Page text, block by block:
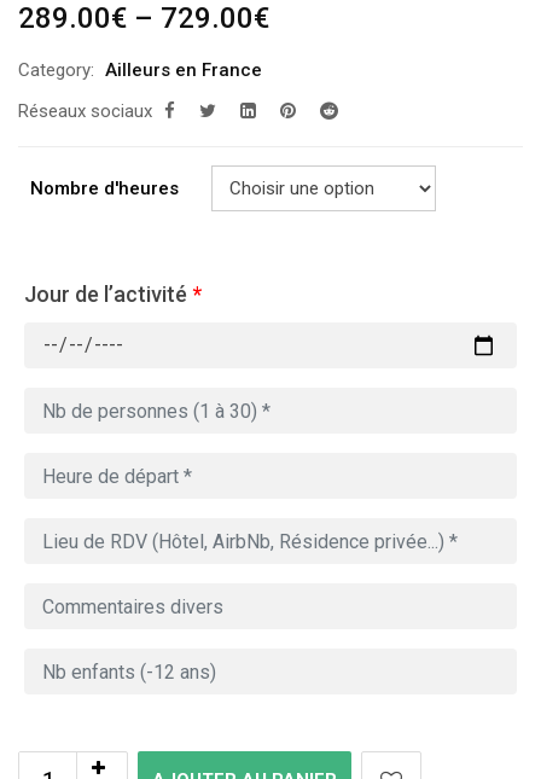
289.00€ – 729.00€
Category: Ailleurs en France
Réseaux sociaux
Nombre d'heures
Jour de l’activité *